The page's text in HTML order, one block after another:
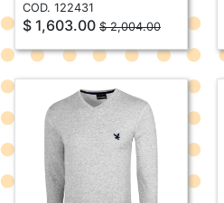
COD. 122431
$ 1,603.00 $ 2,004.00